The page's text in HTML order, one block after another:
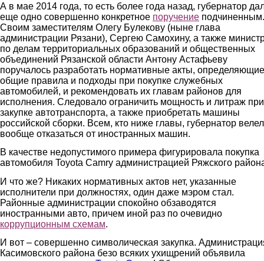
А в мае 2014 года, то есть более года назад, губернатор
еще одно совершенно конкретное поручение подчиненным.
Своим заместителям Олегу Булекову (ныне глава
администрации Рязани), Сергею Самохину, а также
по делам территориальных образований и общественных
объединений Рязанской области Антону Астафьеву
поручалось разработать нормативные акты, определяющие
общие правила и подходы при покупке служебных
автомобилей, и рекомендовать их главам районов для
исполнения. Следовало ограничить мощность и литраж при
закупке автотранспорта, а также приобретать машины
российской сборки. Всем, кто ниже главы, губернатор велел
вообще отказаться от иностранных машин.
В качестве недопустимого примера фигурировала покупка
автомобиля Toyota Camry администрацией Ряжского
И что же? Никаких нормативных актов нет, указанные
исполнители при должностях, один даже мэром стал.
Районные администрации спокойно обзаводятся
иностранными авто, причем иной раз по очевидно
коррупционным схемам.
И вот – совершенно символическая закупка.
Касимовского района безо всяких ухищрений объявила